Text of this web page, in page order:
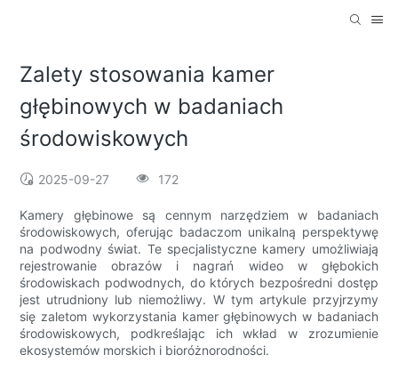
Zalety stosowania kamer
głębinowych w badaniach
środowiskowych
2025-09-27 172
Kamery głębinowe są cennym narzędziem w badaniach
środowiskowych, oferując badaczom unikalną perspektywę
na podwodny świat. Te specjalistyczne kamery umożliwiają
rejestrowanie obrazów i nagrań wideo w głębokich
środowiskach podwodnych, do których bezpośredni dostęp
jest utrudniony lub niemożliwy. W tym artykule przyjrzymy
się zaletom wykorzystania kamer głębinowych w badaniach
środowiskowych, podkreślając ich wkład w zrozumienie
ekosystemów morskich i bioróżnorodności.